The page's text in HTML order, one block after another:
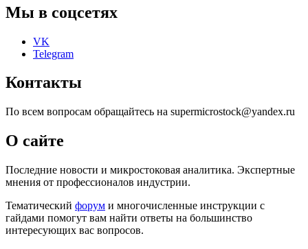
Мы в соцсетях
VK
Telegram
Контакты
По всем вопросам обращайтесь на supermicrostock@yandex.ru
О сайте
Последние новости и микростоковая аналитика. Экспертные
мнения от профессионалов индустрии.
Тематический форум и многочисленные инструкции с
гайдами помогут вам найти ответы на большинство
интересующих вас вопросов.